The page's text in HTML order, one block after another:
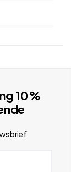
10%